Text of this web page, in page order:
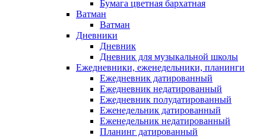
Бумага цветная бархатная
Ватман
Ватман
Дневники
Дневник
Дневник для музыкальной школы
Ежедневники, еженедельники, планинги
Ежедневник датированный
Ежедневник недатированный
Ежедневник полудатированный
Еженедельник датированный
Еженедельник недатированный
Планинг датированный